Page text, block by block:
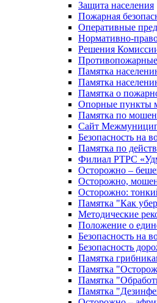
Защита населения
Пожарная
Оперативные
Нормативно-
Решения
Противопожарные
Памятка
Памятка
Памятка о
Опорные пункты
Памятка по
Сайт
Безопасность на
Памятка по
Филиал РТРС
Осторожно –
Осторожно,
Осторожно:
Памятка "Как
Методические
Положение о
Безопасность на
Безопасность
Памятка
Памятка
Памятка
Памятка